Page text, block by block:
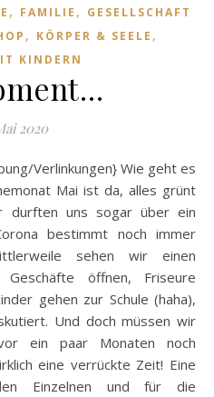
, FAMILIE , GESELLSCHAFT
, KÖRPER & SEELE ,
KINDERN
2020
Mai ist da, alles grünt
durften uns sogar über ein
bestimmt noch immer
sehen wir einen
öffnen, Friseure
gehen zur Schule (haha),
Und doch müssen wir
ein paar Monaten noch
eine verrückte Zeit! Eine
Einzelnen und für die